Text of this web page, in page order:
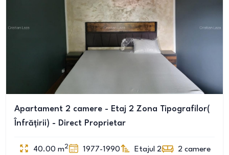
Apartament 2 camere - Etaj 2 Zona Tipografilor(
Înfrățirii) - Direct Proprietar
40.00 m2 1977-1990 Etajul 2 2 camere